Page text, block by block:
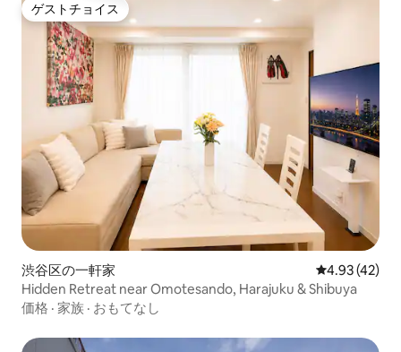
ゲストチョイス
ゲストチョイス
渋谷区の一軒家 レビュー42
4.93 (42)
Hidden Retreat near Omotesando, Harajuku & Shibuya
価格 · 家族 · おもてなし